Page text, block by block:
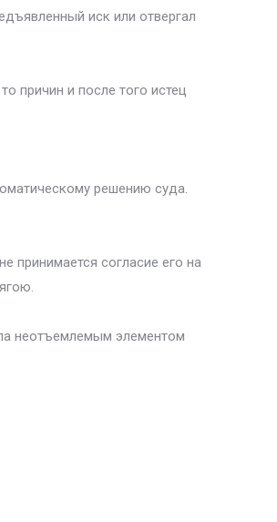
иск или отвергал
причин и после того истец
решению суда.
принимается согласие его на
неотъемлемым элементом